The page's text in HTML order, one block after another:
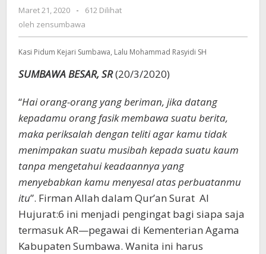
Maret 21, 2020
oleh
zensumbawa
-
612 Dilihat
oleh zensumbawa
Kasi Pidum Kejari Sumbawa, Lalu Mohammad Rasyidi SH
SUMBAWA BESAR, SR(20/3/2020)
“Hai orang-orang yang beriman, jika datang
kepadamu orang fasik membawa suatu berita,
maka periksalah dengan teliti agar kamu tidak
menimpakan suatu musibah kepada suatu kaum
tanpa mengetahui keadaannya yang
menyebabkan kamu menyesal atas perbuatanmu
itu”. Firman Allah dalam Qur’an Surat Al
Hujurat:6 ini menjadi pengingat bagi siapa saja
termasuk AR—pegawai di Kementerian Agama
Kabupaten Sumbawa. Wanita ini harus